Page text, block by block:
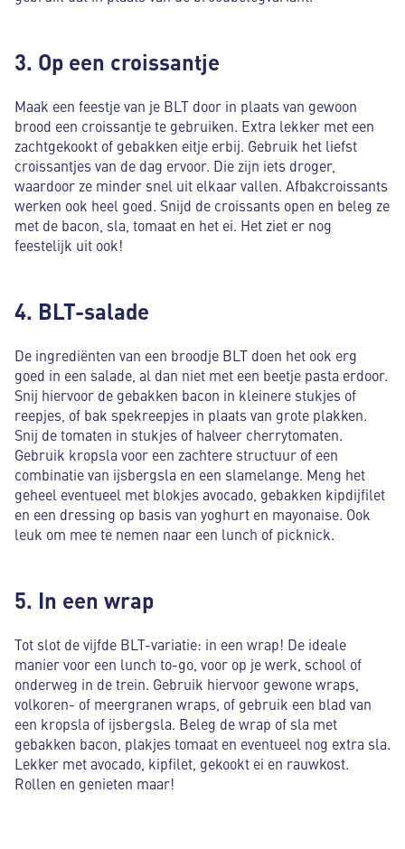
3. Op een croissantje
Maak een feestje van je BLT door in plaats van gewoon
brood een croissantje te gebruiken. Extra lekker met een
zachtgekookt of gebakken eitje erbij. Gebruik het liefst
croissantjes van de dag ervoor. Die zijn iets droger,
waardoor ze minder snel uit elkaar vallen. Afbakcroissants
werken ook heel goed. Snijd de croissants open en beleg ze
met de bacon, sla, tomaat en het ei. Het ziet er nog
feestelijk uit ook!
4. BLT-salade
De ingrediënten van een broodje BLT doen het ook erg
goed in een salade, al dan niet met een beetje pasta erdoor.
Snij hiervoor de gebakken bacon in kleinere stukjes of
reepjes, of bak spekreepjes in plaats van grote plakken.
Snij de tomaten in stukjes of halveer cherrytomaten.
Gebruik kropsla voor een zachtere structuur of een
combinatie van ijsbergsla en een slamelange. Meng het
geheel eventueel met blokjes avocado, gebakken kipdijfilet
en een dressing op basis van yoghurt en mayonaise. Ook
leuk om mee te nemen naar een lunch of picknick.
5. In een wrap
Tot slot de vijfde BLT-variatie: in een wrap! De ideale
manier voor een lunch to-go, voor op je werk, school of
onderweg in de trein. Gebruik hiervoor gewone wraps,
volkoren- of meergranen wraps, of gebruik een blad van
een kropsla of ijsbergsla. Beleg de wrap of sla met
gebakken bacon, plakjes tomaat en eventueel nog extra sla.
Lekker met avocado, kipfilet, gekookt ei en rauwkost.
Rollen en genieten maar!